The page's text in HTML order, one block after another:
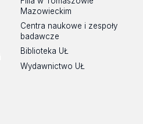
Mazowieckim
Centra naukowe i zespoły
badawcze
Biblioteka UŁ
Wydawnictwo UŁ